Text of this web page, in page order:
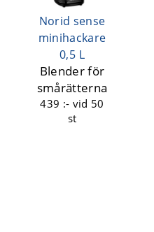
Norid sense
minihackare
0,5 L
Blender för
smårätterna
439 :- vid 50
st